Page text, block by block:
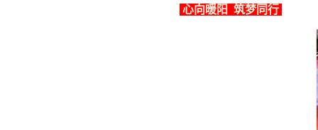
心向暖阳 筑梦同行